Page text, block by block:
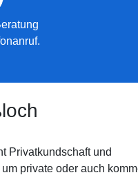
Privatkundschaft und
private oder auch